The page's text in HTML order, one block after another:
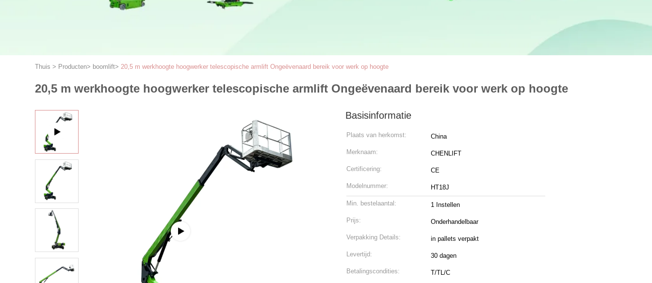
Thuis > Producten> boomlift> 20,5 m werkhoogte hoogwerker telescopische armlift Ongeëvenaard bereik voor werk op hoogte
20,5 m werkhoogte hoogwerker telescopische armlift Ongeëvenaard bereik voor werk op hoogte
Basisinformatie
Plaats van herkomst: China
Merknaam: CHENLIFT
Certificering: CE
Modelnummer: HT18J
Min. bestelaantal: 1 Instellen
Prijs: Onderhandelbaar
Verpakking Details: in pallets verpakt
Levertijd: 30 dagen
Betalingscondities: T/TL/C